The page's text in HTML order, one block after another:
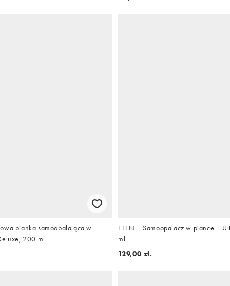
pianka samoopalająca w
200 ml
EFFN – Samoopalacz w piance –
ml
129,00 zł.